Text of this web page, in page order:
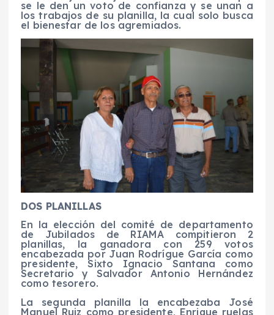
se le den un voto de confianza y se unan a
los trabajos de su planilla, la cual solo busca
el bienestar de los agremiados.
DOS PLANILLAS
En la elección del comité de departamento
de Jubilados de RIAMA compitieron 2
planillas, la ganadora con 259 votos
encabezada por Juan Rodrígue García como
presidente, Sixto Ignacio Santana como
Secretario y Salvador Antonio Hernández
como tesorero.
La segunda planilla la encabezaba José
Manuel Ruiz como presidente, Enrique ruelas